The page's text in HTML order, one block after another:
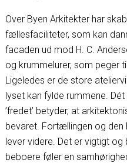
Over Byen Arkitekter har
fællesfaciliteter, som kan
facaden ud mod H. C.
og krummelurer, som peger
Ligeledes er de store
lyset kan fylde rummene.
’fredet’ betyder, at
bevaret. Fortællingen og
lever videre. Det er vigtigt
beboere føler en